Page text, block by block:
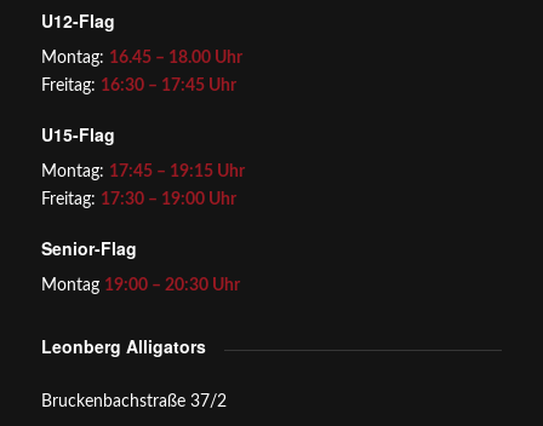
U12-Flag
Montag: 16.45 – 18.00 Uhr
Freitag: 16:30 – 17:45 Uhr
U15-Flag
Montag: 17:45 – 19:15 Uhr
Freitag: 17:30 – 19:00 Uhr
Senior-Flag
Montag 19:00 – 20:30 Uhr
Leonberg Alligators
Bruckenbachstraße 37/2